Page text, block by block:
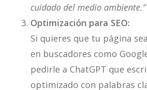
cuidado del medio ambiente.”
Optimización para SEO:
Si quieres que tu página
en buscadores como
pedirle a ChatGPT que
optimizado con palabras